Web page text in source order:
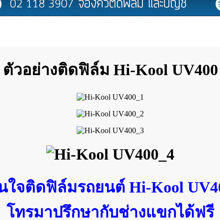
ตัวอย่างติดฟิล์ม Hi-Kool UV400
ใจติดฟิล์มรถยนต์ Hi-Kool
โทรมาปรึกษากับช่างแขกได้ฟรี